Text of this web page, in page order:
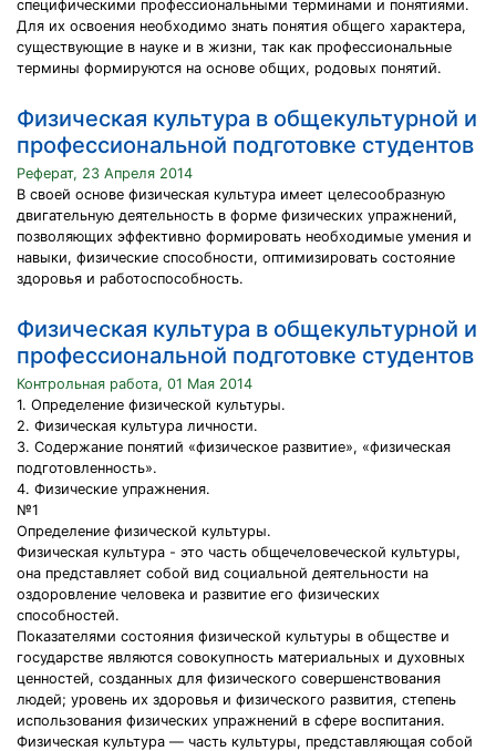
специфическими профессиональными терминами и понятиями.
Для их освоения необходимо знать понятия общего характера,
существующие в науке и в жизни, так как профессиональные
термины формируются на основе общих, родовых понятий.
Физическая культура в общекультурной и
профессиональной подготовке студентов
Реферат, 23 Апреля 2014
В своей основе физическая культура имеет целесообразную
двигательную деятельность в форме физических упражнений,
позволяющих эффективно формировать необходимые умения и
навыки, физические способности, оптимизировать состояние
здоровья и работоспособность.
Физическая культура в общекультурной и
профессиональной подготовке студентов
Контрольная работа, 01 Мая 2014
1. Определение физической культуры.
2. Физическая культура личности.
3. Содержание понятий «физическое развитие», «физическая
подготовленность».
4. Физические упражнения.
№1
Определение физической культуры.
Физическая культура - это часть общечеловеческой культуры,
она представляет собой вид социальной деятельности на
оздоровление человека и развитие его физических
способностей.
Показателями состояния физической культуры в обществе и
государстве являются совокупность материальных и духовных
ценностей, созданных для физического совершенствования
людей; уровень их здоровья и физического развития, степень
использования физических упражнений в сфере воспитания.
Физическая культура — часть культуры, представляющая собой